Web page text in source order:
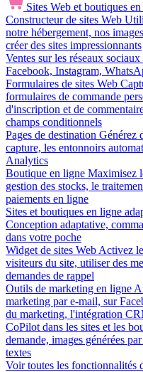
Sites Web et boutiques
Constructeur de sites Web
notre hébergement, nos
créer des sites impressionnants
Ventes sur les réseaux sociaux
Facebook, Instagram,
Formulaires de sites Web
formulaires de commande
d'inscription et de
champs conditionnels
Pages de destination Générez
capture, les entonnoirs
Analytics
Boutique en ligne Maximisez
gestion des stocks, le
paiements en ligne
Sites et boutiques en ligne
Conception adaptative,
dans votre poche
Widget de sites Web Activez
visiteurs du site, utiliser des
demandes de rappel
Outils de marketing en ligne
marketing par e-mail, sur
du marketing, l'intégration
CoPilot dans les sites et les
demande, images générées
textes
Voir toutes les fonctionnalités